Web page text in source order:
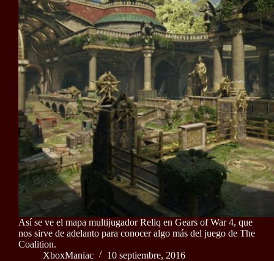
Así se ve el mapa multijugador Reliq en Gears of War 4, que
nos sirve de adelanto para conocer algo más del juego de The
Coalition.
XboxManiac
10 septiembre, 2016